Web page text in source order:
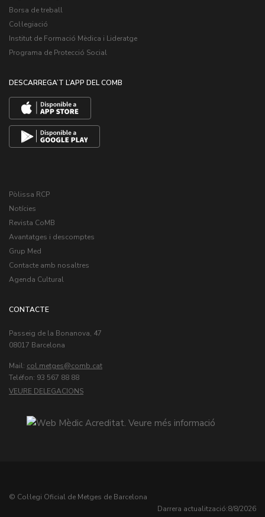
Borsa de treball
Col·legiació
Institut de Formació Mèdica i Lideratge
Programa de Protecció Social
DESCARREGA’T L’APP DEL COMB
Pòlissa RCP
Notícies
Revista CoMB
Avantatges i descomptes
Grup Med
Contacte amb nosaltres
Agenda Cultural
CONTACTE
Passeig de la Bonanova, 47
08017 Barcelona
Mail: col.metges
Teléfon: 93 567 88 88
VEURE DELEGACIONS
© Col·legi Oficial de Metges de Barcelona
Darrera actualització:8/8/2026